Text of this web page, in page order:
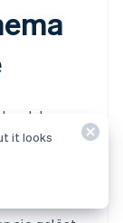
den
wir einen
es
it looks